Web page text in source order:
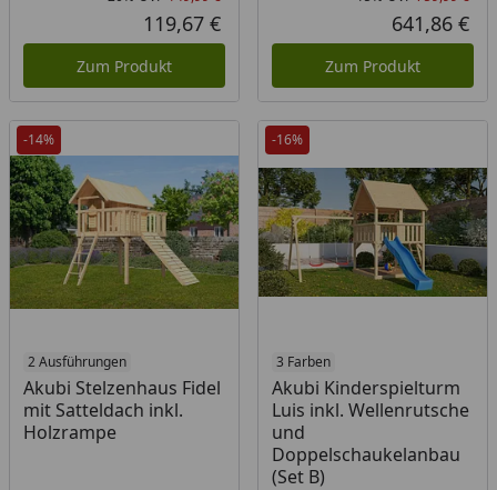
Rabatt in Prozent
Ursprünglicher Preis
Aktueller Preis
119,67 €
Zum Produkt
641,86 €
Zum Produkt
-14%
2 Ausführungen
Akubi Stelzenhaus Fidel
mit Satteldach inkl.
Holzrampe
-16%
3 Farben
Akubi Kinderspielturm
Luis inkl. Wellenrutsche
und
Doppelschaukelanbau
(Set B)